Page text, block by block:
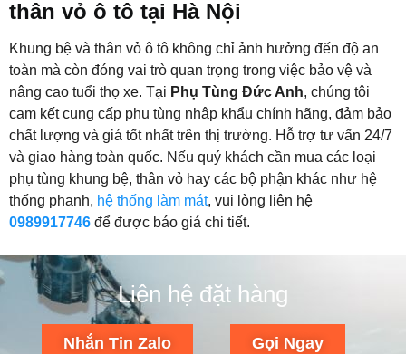
thân vỏ ô tô tại Hà Nội
Khung bệ và thân vỏ ô tô không chỉ ảnh hưởng đến độ an
toàn mà còn đóng vai trò quan trọng trong việc bảo vệ và
nâng cao tuổi thọ xe. Tại Phụ Tùng Đức Anh, chúng tôi
cam kết cung cấp phụ tùng nhập khẩu chính hãng, đảm bảo
chất lượng và giá tốt nhất trên thị trường. Hỗ trợ tư vấn 24/7
và giao hàng toàn quốc. Nếu quý khách cần mua các loại
phụ tùng khung bệ, thân vỏ hay các bộ phận khác như hệ
thống phanh, hệ thống làm mát, vui lòng liên hệ
0989917746 để được báo giá chi tiết.
Liên hệ đặt hàng
Nhắn Tin Zalo Gọi Ngay